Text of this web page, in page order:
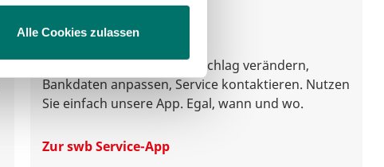
Alle Cookies zulassen
Zählerstände mitteilen, Abschlag verändern,
Bankdaten anpassen, Service kontaktieren. Nutzen
Sie einfach unsere App. Egal, wann und wo.
Zur swb Service-App